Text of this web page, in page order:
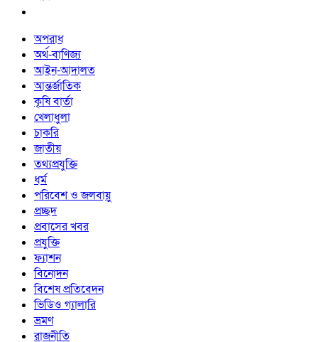
অপরাধ
অর্থ-বাণিজ্য
আইন-আদালত
আন্তর্জাতিক
কৃষি বার্তা
খেলাধুলা
চাকরি
জাতীয়
তথ্যপ্রযুক্তি
ধর্ম
পরিবেশ ও জলবায়ু
প্রচ্ছদ
প্রবাসের খবর
প্রযুক্তি
ফ্যাশন
বিনোদন
বিশেষ প্রতিবেদন
ভিডিও গ্যালারি
ভ্রমণ
রাজনীতি